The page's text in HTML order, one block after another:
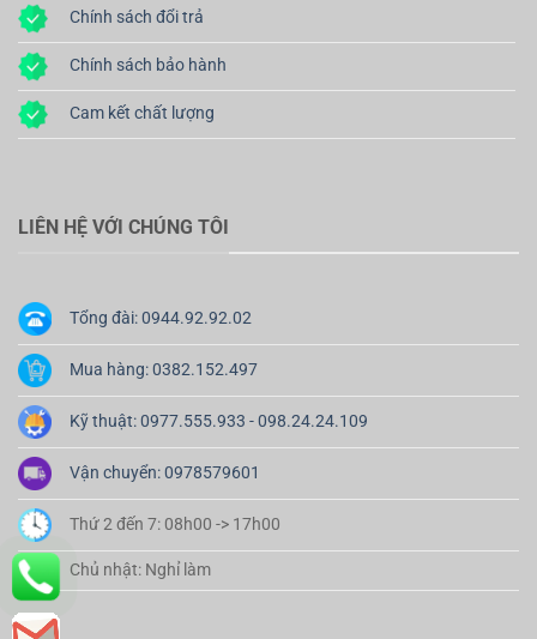
Chính sách đổi trả
Chính sách bảo hành
Cam kết chất lượng
LIÊN HỆ VỚI CHÚNG TÔI
Tổng đài: 0944.92.92.02
Mua hàng: 0382.152.497
Kỹ thuật: 0977.555.933 - 098.24.24.109
Vận chuyển: 0978579601
Thứ 2 đến 7: 08h00 -> 17h00
Chủ nhật: Nghỉ làm